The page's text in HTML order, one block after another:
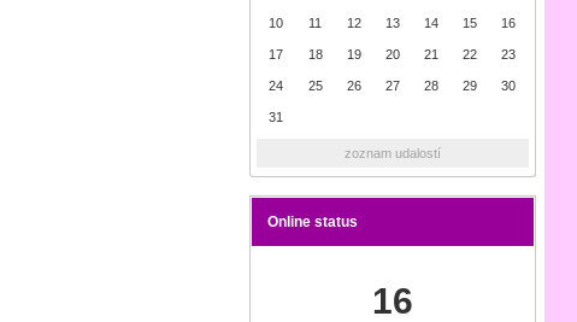
10 11 12 13 14 15 16
17 18 19 20 21 22 23
24 25 26 27 28 29 30
31
zoznam udalostí
Online status
16